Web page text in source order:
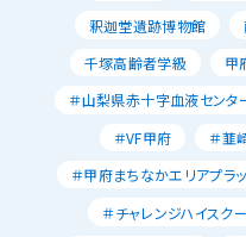
釈迦堂遺跡博物館
千塚高齢者学級
甲
＃山梨県赤十字血液センタ
＃VF甲府
＃韮
＃甲府まちなかエリアプラ
＃チャレンジハイスク